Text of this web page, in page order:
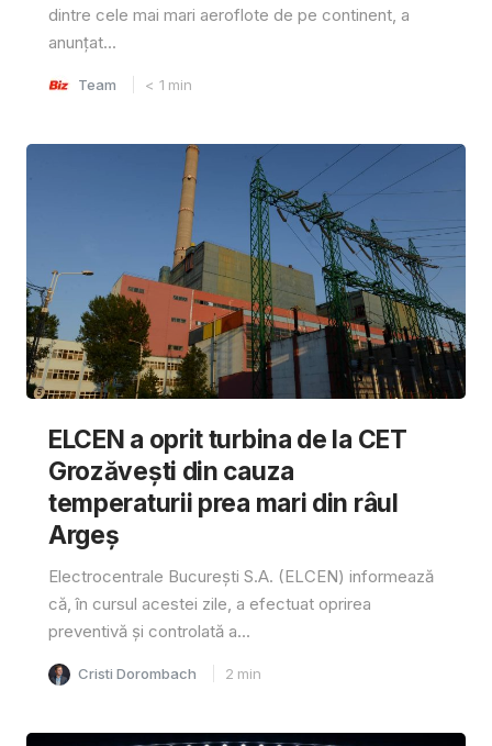
dintre cele mai mari aeroflote de pe continent, a
anunțat...
Team < 1 min
ELCEN a oprit turbina de la CET
Grozăvești din cauza
temperaturii prea mari din râul
Argeș
Electrocentrale București S.A. (ELCEN) informează
că, în cursul acestei zile, a efectuat oprirea
preventivă și controlată a...
Cristi Dorombach 2 min